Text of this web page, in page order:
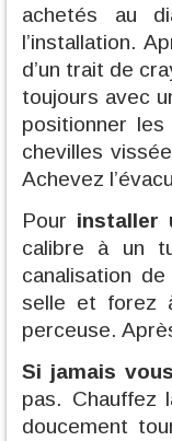
achetés au
l’installation.
d’un trait de
toujours avec
positionner
chevilles
Achevez
Pour installer
calibre à un
canalisation
selle et forez
perceuse.
Si jamais
pas. Chauffez
doucement